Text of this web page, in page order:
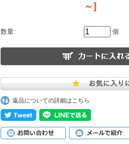
～]
数量: 個
返品についての詳細はこちら